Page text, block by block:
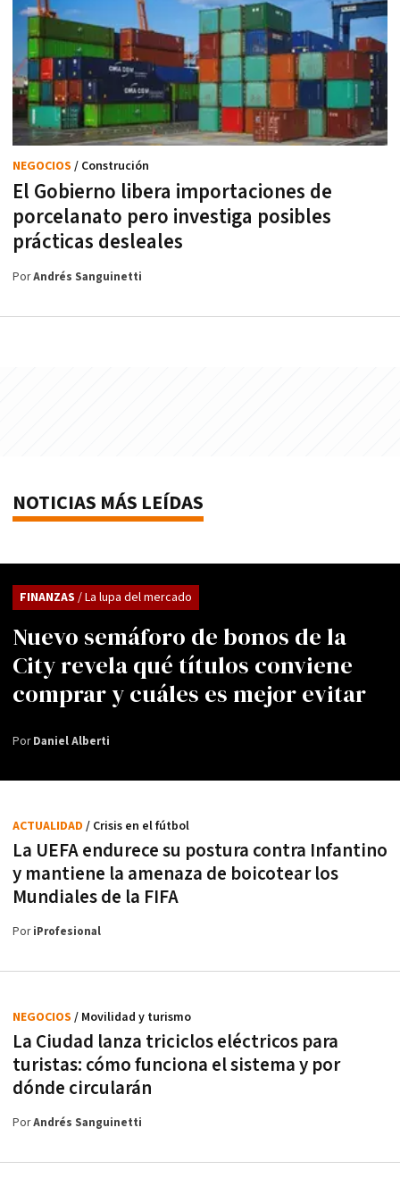
El Gobierno libera importaciones de
porcelanato pero investiga posibles
prácticas desleales
NEGOCIOS / Construción
PorAndrés Sanguinetti
NOTICIAS MÁS LEÍDAS
Nuevo semáforo de bonos de la
City revela qué títulos conviene
comprar y cuáles es mejor evitar
FINANZAS / La lupa del mercado
PorDaniel Alberti
La UEFA endurece su postura contra Infantino
y mantiene la amenaza de boicotear los
Mundiales de la FIFA
ACTUALIDAD / Crisis en el fútbol
PoriProfesional
La Ciudad lanza triciclos eléctricos para
turistas: cómo funciona el sistema y por
dónde circularán
NEGOCIOS / Movilidad y turismo
PorAndrés Sanguinetti